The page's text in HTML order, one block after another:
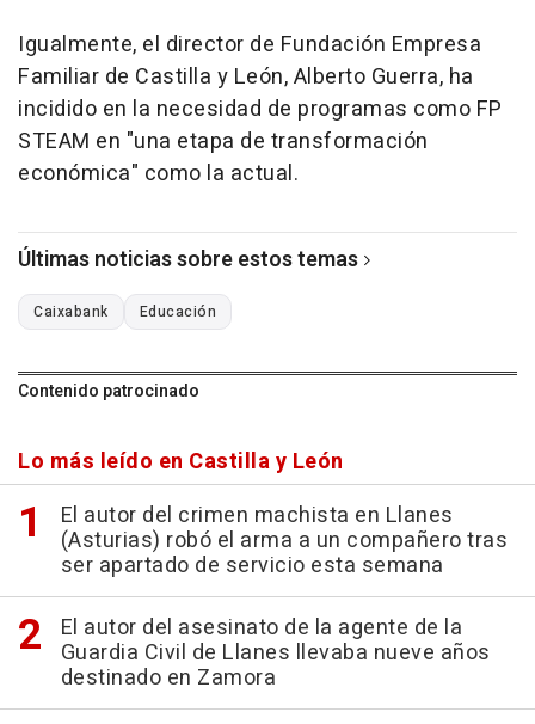
Igualmente, el director de Fundación Empresa
Familiar de Castilla y León, Alberto Guerra, ha
incidido en la necesidad de programas como FP
STEAM en "una etapa de transformación
económica" como la actual.
Últimas noticias sobre estos temas
Caixabank Educación
Contenido patrocinado
Lo más leído en Castilla y León
El autor del crimen machista en Llanes
(Asturias) robó el arma a un compañero tras
ser apartado de servicio esta semana
El autor del asesinato de la agente de la
Guardia Civil de Llanes llevaba nueve años
destinado en Zamora